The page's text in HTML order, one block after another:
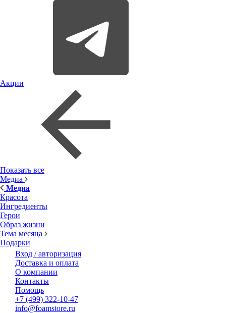
Акции
Показать все
Медиа
Медиа
Красота
Ингредиенты
Герои
Образ жизни
Тема месяца
Подарки
Вход / авторизация
Доставка и оплата
О компании
Контакты
Помощь
+7 (499) 322-10-47
info@foamstore.ru